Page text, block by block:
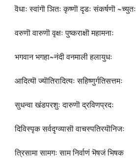
वॆधाः स्वांगॊ ञितः कृष्णॊ दृडः संकर्षणॊ ~च्युतः
वरुणॊ वारुणॊ वृक्षः पुष्कराक्षॊ महामनाः
भगवान भगहा~नंदी वनमाली हलायुधः
आदित्यॊ ज्यॊतिरादित्यः सहिष्णुर्गतिसत्तमः
सुधन्वा खंडपरशुः दारुणॊ द्रविणप्रदः
दिविस्पृक सर्वदृग्व्यासॊ वाचस्पतिरयॊनिजः
त्रिसामा सामगः साम निर्वाणं भॆषजं भिषक